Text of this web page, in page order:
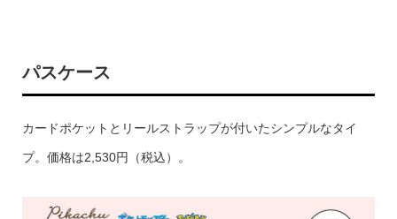
パスケース
カードポケットとリールストラップが付いたシンプルなタイ
プ。価格は2,530円（税込）。